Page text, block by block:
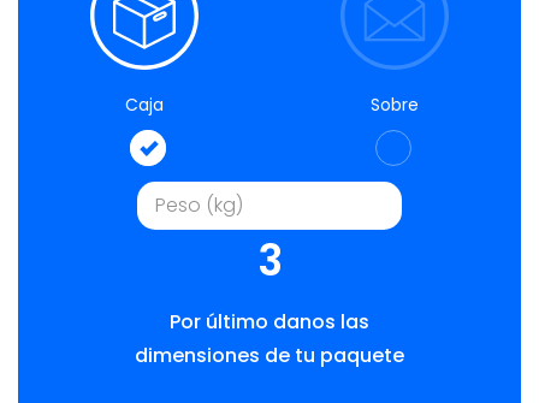
Caja Sobre
3
Por último danos las
dimensiones de tu paquete